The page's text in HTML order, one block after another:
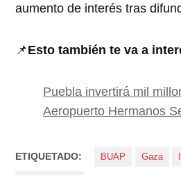
aumento de interés tras
📌Esto también te va a
Puebla invertirá mil
Aeropuerto Hermanos
ETIQUETADO: BUAP Gaza